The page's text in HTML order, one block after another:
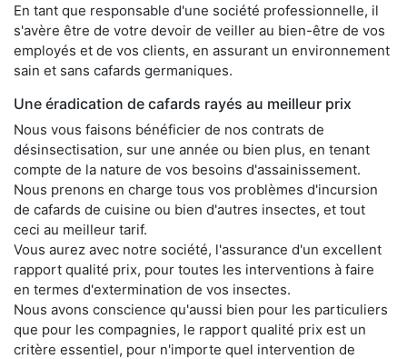
En tant que responsable d'une société professionnelle, il
s'avère être de votre devoir de veiller au bien-être de vos
employés et de vos clients, en assurant un environnement
sain et sans cafards germaniques.
Une éradication de cafards rayés au meilleur prix
Nous vous faisons bénéficier de nos contrats de
désinsectisation, sur une année ou bien plus, en tenant
compte de la nature de vos besoins d'assainissement.
Nous prenons en charge tous vos problèmes d'incursion
de cafards de cuisine ou bien d'autres insectes, et tout
ceci au meilleur tarif.
Vous aurez avec notre société, l'assurance d'un excellent
rapport qualité prix, pour toutes les interventions à faire
en termes d'extermination de vos insectes.
Nous avons conscience qu'aussi bien pour les particuliers
que pour les compagnies, le rapport qualité prix est un
critère essentiel, pour n'importe quel intervention de